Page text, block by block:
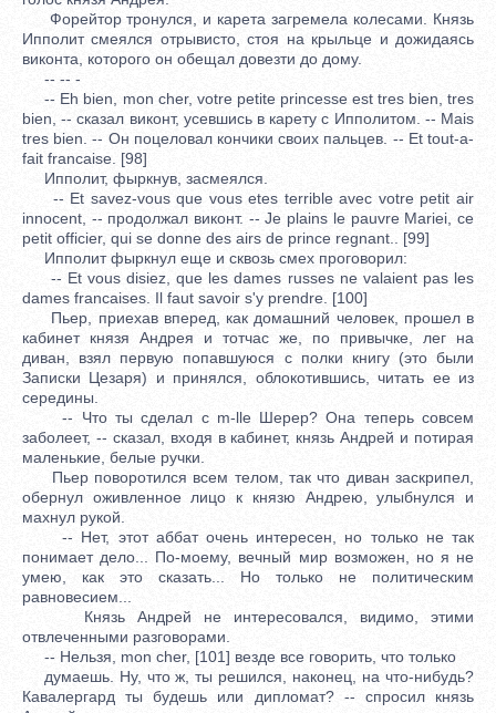
Форейтор тронулся, и карета загремела колесами. Князь
Ипполит смеялся отрывисто, стоя на крыльце и дожидаясь
виконта, которого он обещал довезти до дому.
-- -- -
-- Eh bien, mon cher, votre petite princesse est tres bien, tres
bien, -- сказал виконт, усевшись в карету с Ипполитом. -- Mais
tres bien. -- Он поцеловал кончики своих пальцев. -- Et tout-a-
fait francaise. [98]
Ипполит, фыркнув, засмеялся.
-- Et savez-vous que vous etes terrible avec votre petit air
innocent, -- продолжал виконт. -- Je plains le pauvre Mariei, ce
petit officier, qui se donne des airs de prince regnant.. [99]
Ипполит фыркнул еще и сквозь смех проговорил:
-- Et vous disiez, que les dames russes ne valaient pas les
dames francaises. Il faut savoir s'y prendre. [100]
Пьер, приехав вперед, как домашний человек, прошел в
кабинет князя Андрея и тотчас же, по привычке, лег на
диван, взял первую попавшуюся с полки книгу (это были
Записки Цезаря) и принялся, облокотившись, читать ее из
середины.
-- Что ты сделал с m-lle Шерер? Она теперь совсем
заболеет, -- сказал, входя в кабинет, князь Андрей и потирая
маленькие, белые ручки.
Пьер поворотился всем телом, так что диван заскрипел,
обернул оживленное лицо к князю Андрею, улыбнулся и
махнул рукой.
-- Нет, этот аббат очень интересен, но только не так
понимает дело... По-моему, вечный мир возможен, но я не
умею, как это сказать... Но только не политическим
равновесием...
Князь Андрей не интересовался, видимо, этими
отвлеченными разговорами.
-- Нельзя, mon cher, [101] везде все говорить, что только
думаешь. Ну, что ж, ты решился, наконец, на что-нибудь?
Кавалергард ты будешь или дипломат? -- спросил князь